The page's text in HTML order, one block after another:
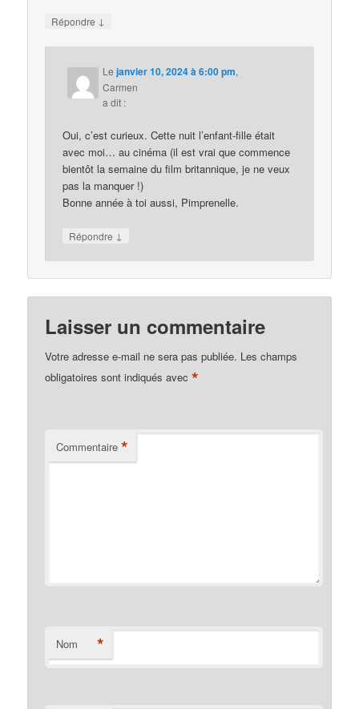
Répondre ↓
Lejanvier 10, 2024 à 6:00 pm,
Carmen
a dit :
Oui, c’est curieux. Cette nuit l’enfant-fille était
avec moi… au cinéma (il est vrai que commence
bientôt la semaine du film britannique, je ne veux
pas la manquer !)
Bonne année à toi aussi, Pimprenelle.
Répondre ↓
Laisser un commentaire
Votre adresse e-mail ne sera pas publiée. Les champs
obligatoires sont indiqués avec*
Commentaire *
Nom *